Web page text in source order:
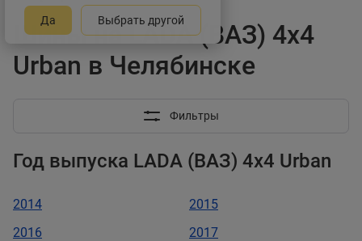
Да Выбрать другой
Шины на LADA (ВАЗ) 4x4
Urban в Челябинске
Фильтры
Год выпуска LADA (ВАЗ) 4x4 Urban
2014
2015
2016
2017